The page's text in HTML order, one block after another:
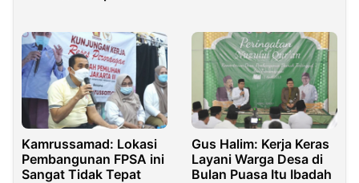
Kamrussamad: Lokasi
Pembangunan FPSA ini
Sangat Tidak Tepat
Gus Halim: Kerja Keras
Layani Warga Desa di
Bulan Puasa Itu Ibadah